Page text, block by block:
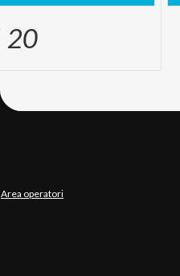
20
Area operatori